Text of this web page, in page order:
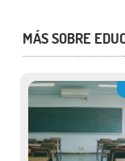
MÁS SOBRE